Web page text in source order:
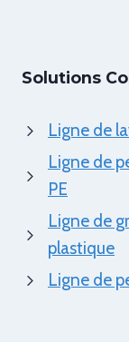
Solutions
Ligne de
Ligne de
PE
Ligne de
plastique
Ligne de